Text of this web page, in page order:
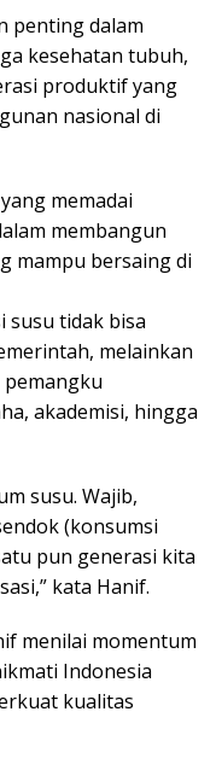
penting dalam
kesehatan tubuh,
produktif yang
nasional di
memadai
membangun
mampu bersaing di
susu tidak bisa
melainkan
akademisi, hingga
susu. Wajib,
(konsumsi
pun generasi kita
kata Hanif.
menilai momentum
Indonesia
kualitas